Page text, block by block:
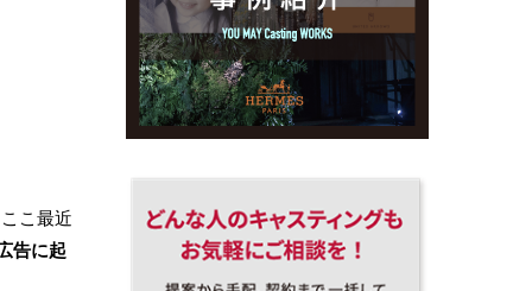
こ最近
告に起